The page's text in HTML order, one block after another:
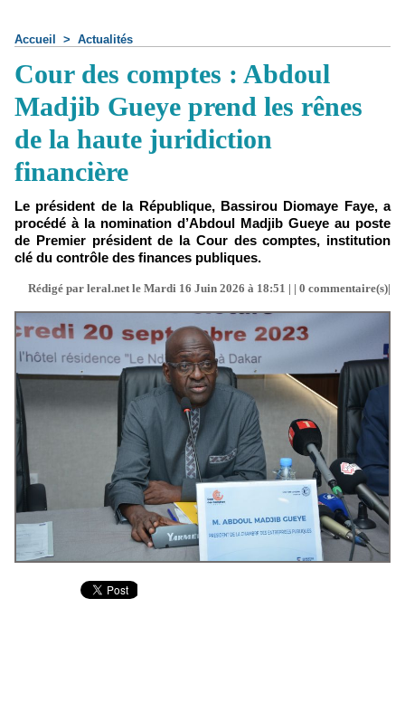
Accueil > Actualités
Cour des comptes : Abdoul
Madjib Gueye prend les rênes
de la haute juridiction
financière
Le président de la République, Bassirou Diomaye Faye, a
procédé à la nomination d’Abdoul Madjib Gueye au poste
de Premier président de la Cour des comptes, institution
clé du contrôle des finances publiques.
Rédigé par leral.net le Mardi 16 Juin 2026 à 18:51 | | 0 commentaire(s)|